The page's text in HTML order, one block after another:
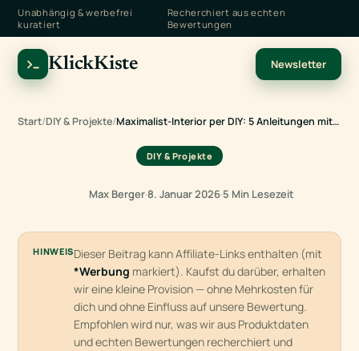
Unabhängig & werbefrei
kuratiert
Recherchiert aus echten
Bewertungen
KlickKiste Newsletter
Start/DIY & Projekte/Maximalist-Interior per DIY: 5 Anleitungen mit…
DIY & Projekte
Max Berger·8. Januar 2026·5 Min Lesezeit
HINWEISDieser Beitrag kann Affiliate-Links enthalten (mit
*Werbung markiert). Kaufst du darüber, erhalten
wir eine kleine Provision — ohne Mehrkosten für
dich und ohne Einfluss auf unsere Bewertung.
Empfohlen wird nur, was wir aus Produktdaten
und echten Bewertungen recherchiert und